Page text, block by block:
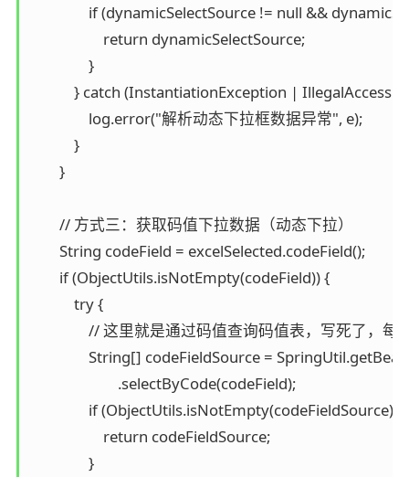
if (dynamicSelectSource != null &&
                    return dynamicSelectSource;
                }
} catch (InstantiationException |
                log.error("解析动态下拉框数据异常", e);
            }
        }
        // 方式三：获取码值下拉数据（动态下拉）
        String codeField = excelSelected.codeField();
        if (ObjectUtils.isNotEmpty(codeField)) {
            try {
// 这里就是通过码值查询码值表，写死了，
String[] codeFieldSource =
                        .selectByCode(codeField);
                if (ObjectUtils.isNotEmpty(codeFieldSource)) {
                    return codeFieldSource;
                }